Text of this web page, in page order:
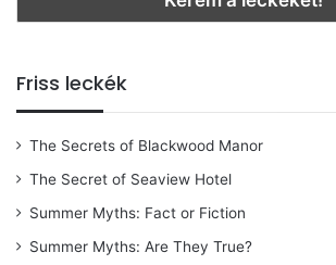
Friss leckék
The Secrets of Blackwood Manor
The Secret of Seaview Hotel
Summer Myths: Fact or Fiction
Summer Myths: Are They True?